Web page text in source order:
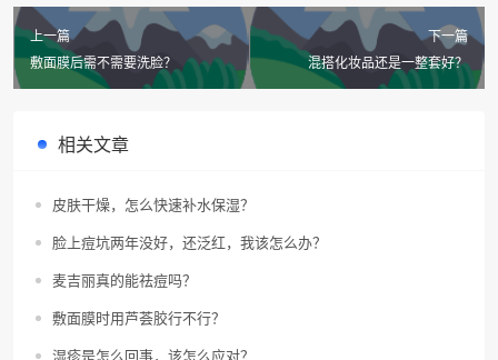
上一篇
敷面膜后需不需要洗脸？
下一篇
混搭化妆品还是一整套好？
相关文章
皮肤干燥，怎么快速补水保湿？
脸上痘坑两年没好，还泛红，我该怎么办？
麦吉丽真的能祛痘吗？
敷面膜时用芦荟胶行不行？
湿疹是怎么回事，该怎么应对？